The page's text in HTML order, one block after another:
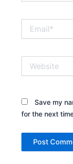
Save my
for the next